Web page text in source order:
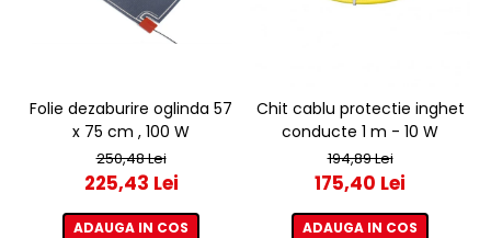
Folie dezaburire oglinda 57
x 75 cm , 100 W
250,48 Lei
225,43 Lei
ADAUGA IN COS
Chit cablu protectie inghet
conducte 1 m - 10 W
194,89 Lei
175,40 Lei
ADAUGA IN COS